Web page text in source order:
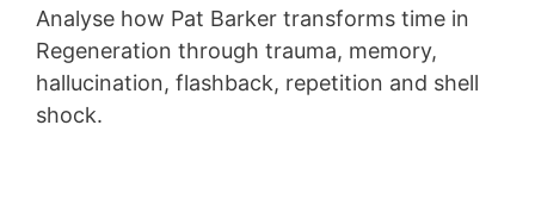
Analyse how Pat Barker transforms time in
Regeneration through trauma, memory,
hallucination, flashback, repetition and shell
shock.